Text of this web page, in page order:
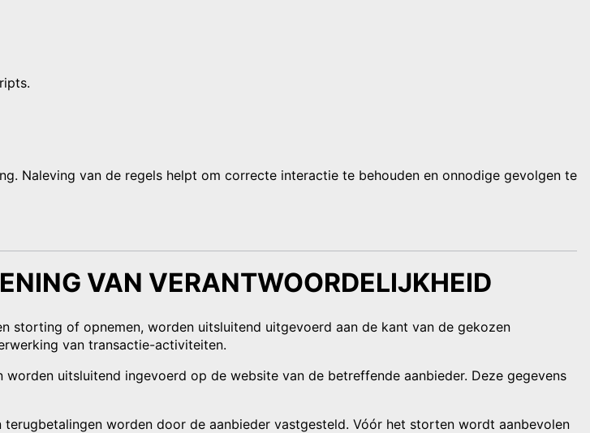
Naleving van de regels helpt om correcte interactie te behouden en onnodige gevolgen te
VAN VERANTWOORDELIJKHEID
storting of opnemen, worden uitsluitend uitgevoerd aan de kant van de gekozen
van transactie-activiteiten.
uitsluitend ingevoerd op de website van de betreffende aanbieder. Deze gegevens
worden door de aanbieder vastgesteld. Vóór het storten wordt aanbevolen